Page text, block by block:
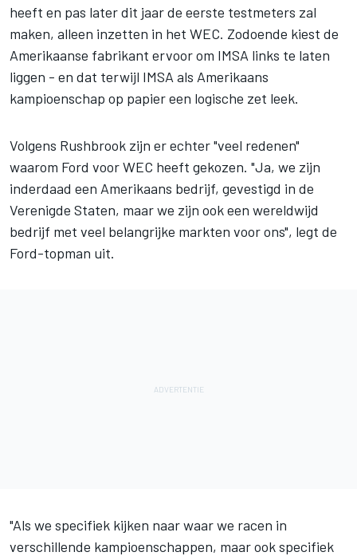
heeft en pas later dit jaar de eerste testmeters zal
maken, alleen inzetten in het WEC. Zodoende kiest de
Amerikaanse fabrikant ervoor om IMSA links te laten
liggen - en dat terwijl IMSA als Amerikaans
kampioenschap op papier een logische zet leek.
Volgens Rushbrook zijn er echter "veel redenen"
waarom Ford voor WEC heeft gekozen. "Ja, we zijn
inderdaad een Amerikaans bedrijf, gevestigd in de
Verenigde Staten, maar we zijn ook een wereldwijd
bedrijf met veel belangrijke markten voor ons", legt de
Ford-topman uit.
"Als we specifiek kijken naar waar we racen in
verschillende kampioenschappen, maar ook specifiek